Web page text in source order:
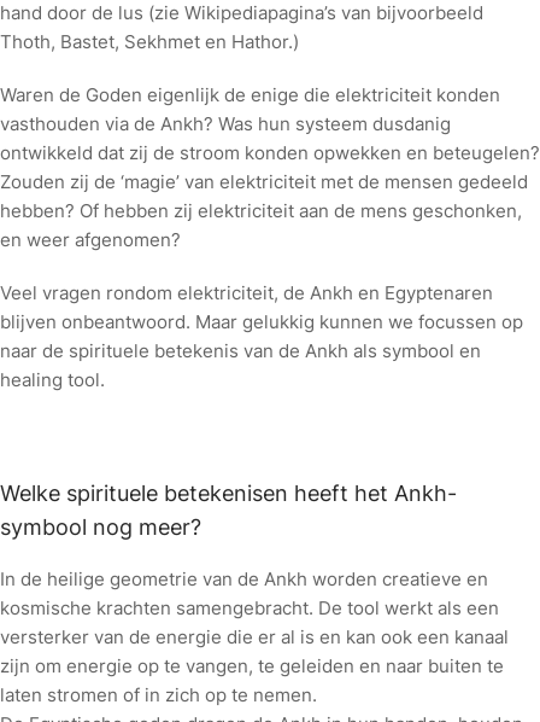
hand door de lus (zie Wikipediapagina’s van bijvoorbeeld
Thoth, Bastet, Sekhmet en Hathor.)
Waren de Goden eigenlijk de enige die elektriciteit konden
vasthouden via de Ankh? Was hun systeem dusdanig
ontwikkeld dat zij de stroom konden opwekken en beteugelen?
Zouden zij de ‘magie’ van elektriciteit met de mensen gedeeld
hebben? Of hebben zij elektriciteit aan de mens geschonken,
en weer afgenomen?
Veel vragen rondom elektriciteit, de Ankh en Egyptenaren
blijven onbeantwoord. Maar gelukkig kunnen we focussen op
naar de spirituele betekenis van de Ankh als symbool en
healing tool.
Welke spirituele betekenisen heeft het Ankh-
symbool nog meer?
In de heilige geometrie van de Ankh worden creatieve en
kosmische krachten samengebracht. De tool werkt als een
versterker van de energie die er al is en kan ook een kanaal
zijn om energie op te vangen, te geleiden en naar buiten te
laten stromen of in zich op te nemen.